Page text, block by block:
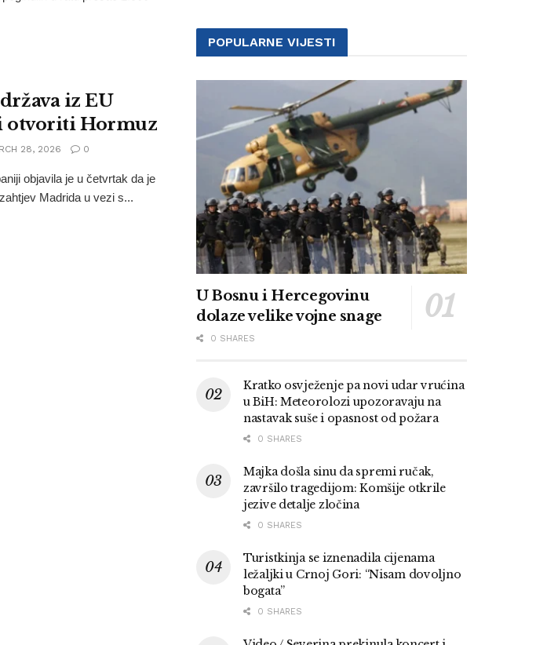
iz EU
otvoriti Hormuz
28, 2026 0
objavila je u četvrtak da je
Madrida u vezi s...
POPULARNE VIJESTI
U Bosnu i Hercegovinu
dolaze velike vojne snage
0 SHARES
Kratko osvježenje pa novi udar vrućina
u BiH: Meteorolozi upozoravaju na
nastavak suše i opasnost od požara
0 SHARES
Majka došla sinu da spremi ručak,
završilo tragedijom: Komšije otkrile
jezive detalje zločina
0 SHARES
Turistkinja se iznenadila cijenama
ležaljki u Crnoj Gori: “Nisam dovoljno
bogata”
0 SHARES